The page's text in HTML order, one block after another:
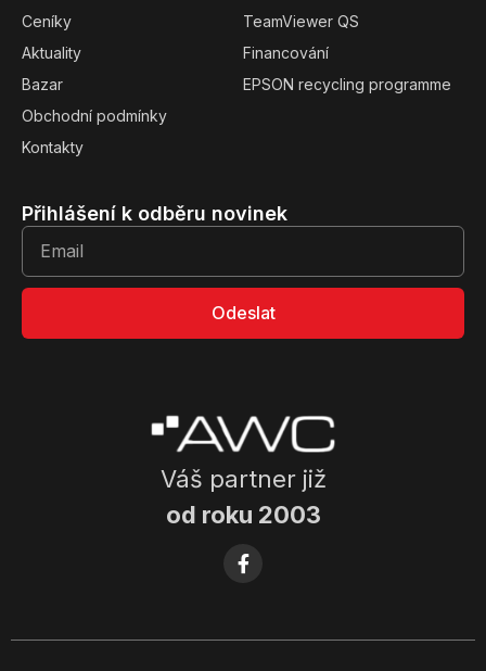
Váš partner již
od roku 2003
TeamViewer QS
Financování
EPSON recycling programme
Ceníky
Aktuality
Bazar
Obchodní podmínky
Kontakty
Přihlášení k odběru novinek
Odeslat